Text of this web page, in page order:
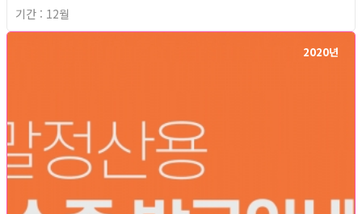
기간 : 12월
2020년